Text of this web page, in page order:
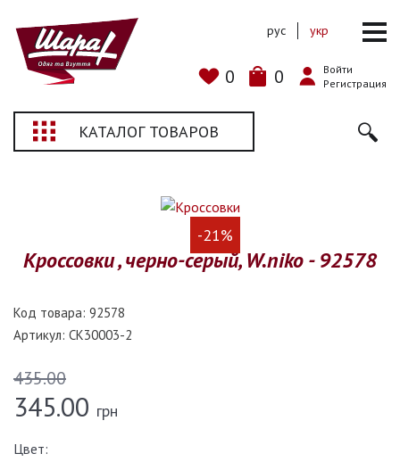
0 0
Войти
Регистрация
рус укр
КАТАЛОГ ТОВАРОВ
-21%
Кроссовки , черно-серый, W.niko - 92578
Код товара: 92578
Артикул: CK30003-2
435.00
345.00 грн
Цвет: